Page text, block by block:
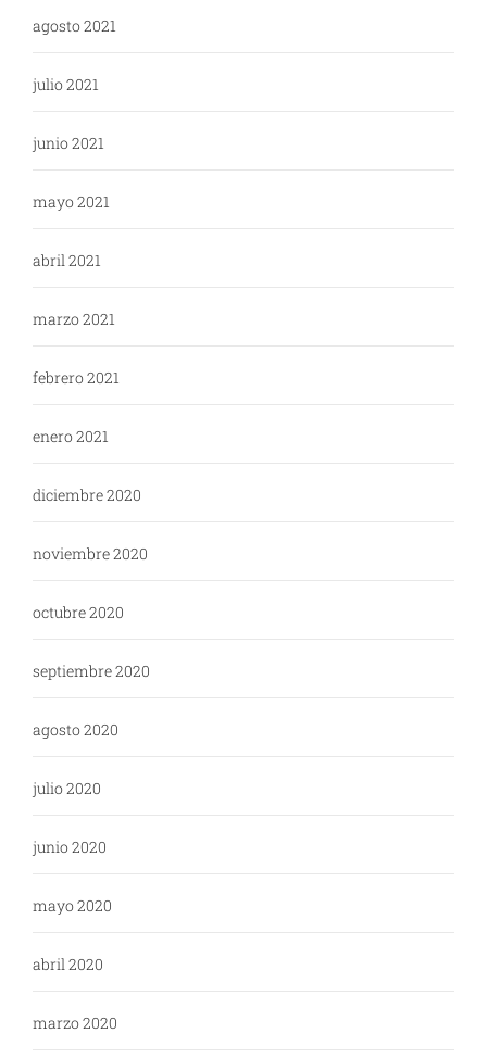
agosto 2021
julio 2021
junio 2021
mayo 2021
abril 2021
marzo 2021
febrero 2021
enero 2021
diciembre 2020
noviembre 2020
octubre 2020
septiembre 2020
agosto 2020
julio 2020
junio 2020
mayo 2020
abril 2020
marzo 2020